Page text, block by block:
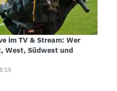
im TV & Stream: Wer
West, Südwest und